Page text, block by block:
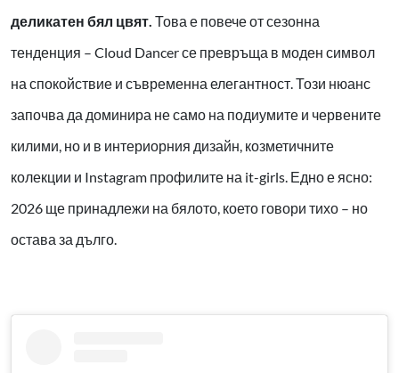
деликатен бял цвят. Това е повече от сезонна
тенденция – Cloud Dancer се превръща в моден символ
на спокойствие и съвременна елегантност. Този нюанс
започва да доминира не само на подиумите и червените
килими, но и в интериорния дизайн, козметичните
колекции и Instagram профилите на it-girls. Едно е ясно:
2026 ще принадлежи на бялото, което говори тихо – но
остава за дълго.